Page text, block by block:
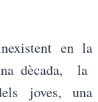
en la
dècada, la
joves, una